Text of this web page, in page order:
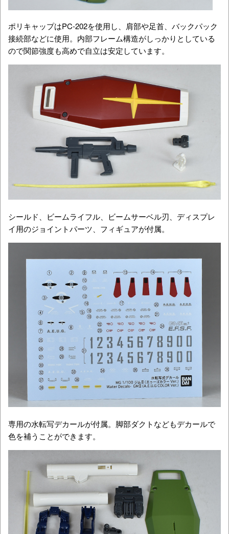
ポリキャップはPC-202を使用し、肩部や足首、バックパック
接続部などに使用。内部フレーム構造がしっかりとしている
ので関節強度も高めで自立は安定しています。
シールド、ビームライフル、ビームサーベル刃、ディスプレ
イ用のジョイントパーツ、フィギュアが付属。
専用の水転写デカールが付属。脚部ダクトなどもデカールで
色を補うことができます。